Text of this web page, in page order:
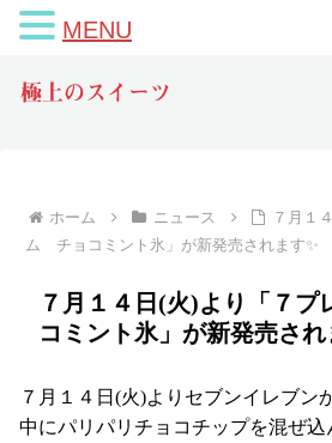
極上のスイーツ
ホーム ニュース
７月１
ム チョコミント氷」が新発売されます✨
７月１４日(火)より「７
コミント氷」が新発売され
７月１４日(火)よりセブンイレブン
中にパリパリチョコチップを混ぜ
MENU